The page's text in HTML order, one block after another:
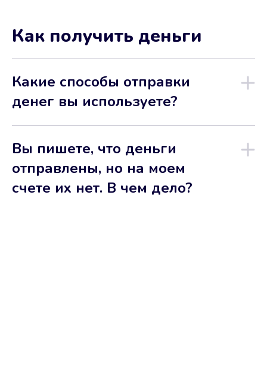
Как получить деньги
Какие способы отправки
денег вы используете?
Вы пишете, что деньги
отправлены, но на моем
счете их нет. В чем дело?